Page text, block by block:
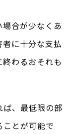
合が少なくあ
に十分な支払
わるおそれも
ば、最低限の部
とが可能で